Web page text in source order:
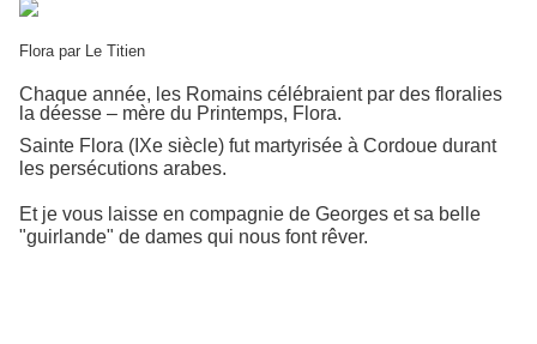
Flora par Le Titien
Chaque année, les Romains célébraient par des floralies
la déesse – mère du Printemps, Flora.
Sainte Flora (IXe siècle) fut martyrisée à Cordoue durant
les persécutions arabes.
Et je vous laisse en compagnie de Georges et sa belle
"guirlande" de dames qui nous font rêver.